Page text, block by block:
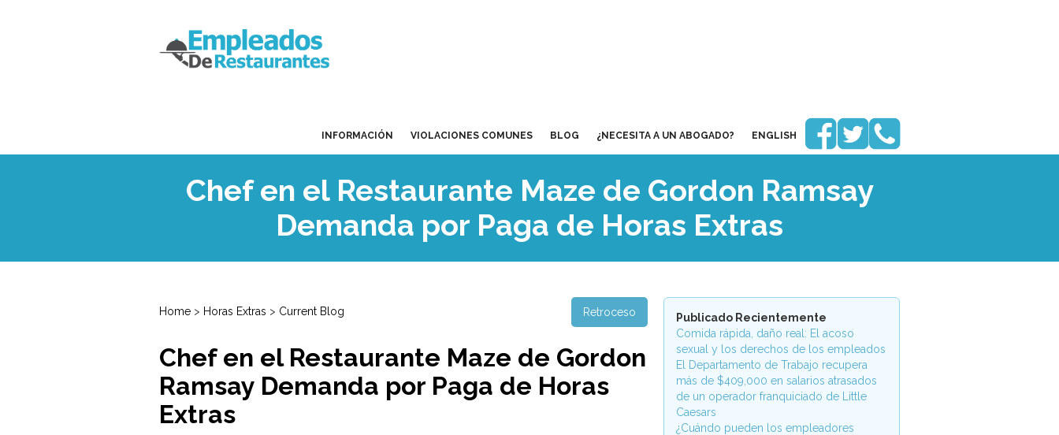
INFORMACIÓN VIOLACIONES COMUNES BLOG ¿NECESITA A UN ABOGADO? ENGLISH 
Chef en el Restaurante Maze de Gordon Ramsay
Demanda por Paga de Horas Extras
Home > Horas Extras > Current Blog Retroceso
Chef en el Restaurante Maze de Gordon
Ramsay Demanda por Paga de Horas
Extras
Publicado Recientemente
Comida rápida, daño real: El acoso
sexual y los derechos de los empleados
El Departamento de Trabajo recupera
más de $409,000 en salarios atrasados
de un operador franquiciado de Little
Caesars
¿Cuándo pueden los empleadores